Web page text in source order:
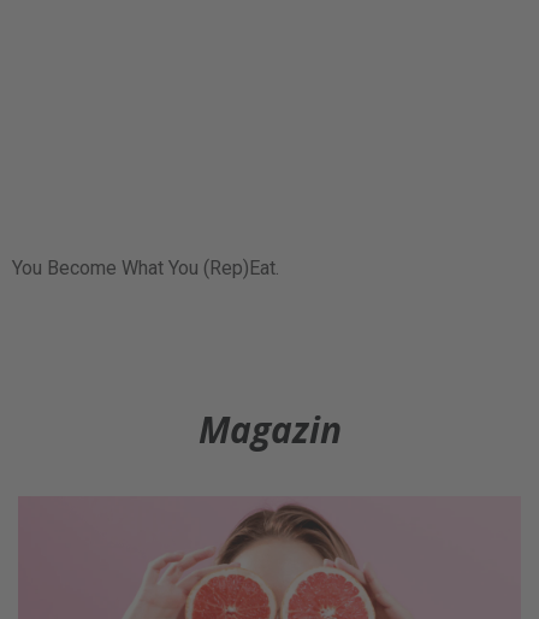
You Become What You (Rep)Eat.
Magazin